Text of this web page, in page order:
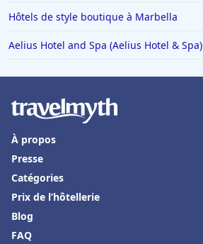
Hôtels de style boutique à Marbella
Aelius Hotel and Spa (Aelius Hotel & Spa)
À propos
Presse
Catégories
Prix de l’hôtellerie
Blog
FAQ